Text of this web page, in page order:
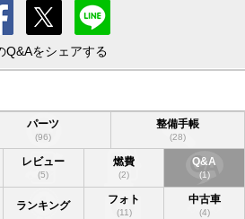
Q&Aをシェアする
パーツ
(96)
整備手帳
(28)
レビュー
(5)
燃費
(2)
Q&A
(1)
ランキング フォト
(11)
中古車
(4)